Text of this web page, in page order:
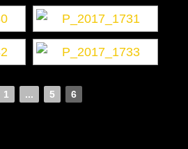
1 ... 5 6